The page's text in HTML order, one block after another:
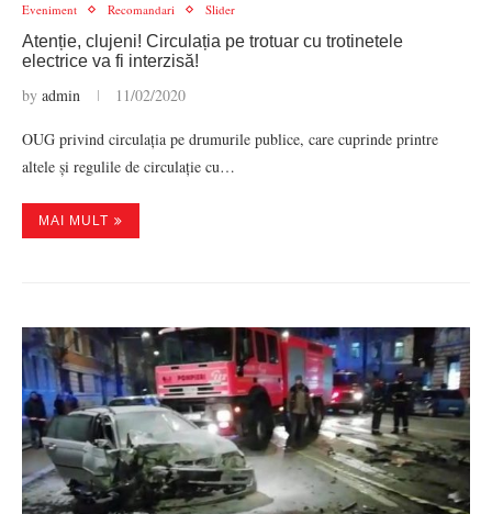
Eveniment Recomandari Slider
Atenție, clujeni! Circulația pe trotuar cu trotinetele
electrice va fi interzisă!
by admin 11/02/2020
OUG privind circulația pe drumurile publice, care cuprinde printre
altele și regulile de circulație cu…
MAI MULT